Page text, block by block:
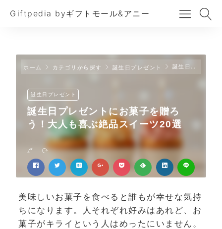
Giftpedia byギフトモール&アニー
ホーム カテゴリから探す 誕生日プレゼント 誕生日プレゼントにお菓子を贈ろう！大人も喜ぶ絶品スイーツ20選
誕生日プレゼント
誕生日プレゼントにお菓子を贈ろ
う！大人も喜ぶ絶品スイーツ20選
美味しいお菓子を食べると誰もが幸せな気持
ちになります。人それぞれ好みはあれど、お
菓子がキライという人はめったにいません。